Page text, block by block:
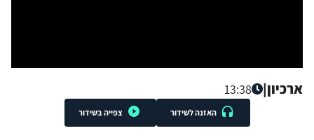
ארכיון|
13:38
האזנה לשידור צפייה בשידור